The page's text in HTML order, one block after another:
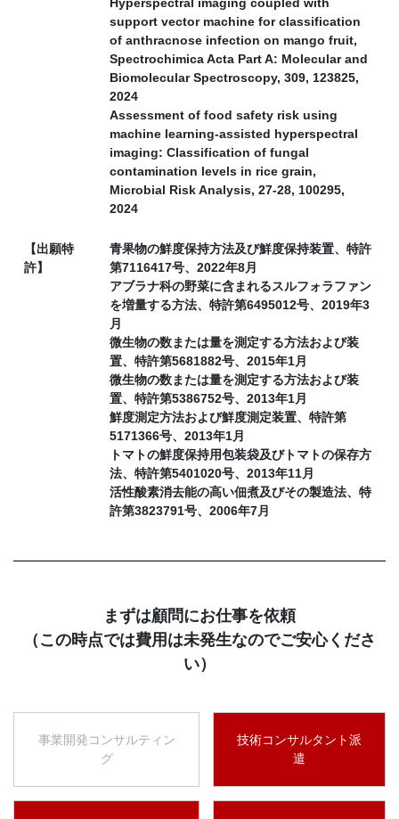
support vector machine for classification
of anthracnose infection on mango fruit,
Spectrochimica Acta Part A: Molecular and
Biomolecular Spectroscopy, 309, 123825,
2024
Assessment of food safety risk using
machine learning-assisted hyperspectral
imaging: Classification of fungal
contamination levels in rice grain,
Microbial Risk Analysis, 27-28, 100295,
2024
【出願特
許】
青果物の鮮度保持方法及び鮮度保持装置、特許
第7116417号、2022年8月
アブラナ科の野菜に含まれるスルフォラファン
を増量する方法、特許第6495012号、2019年3
月
微生物の数または量を測定する方法および装
置、特許第5681882号、2015年1月
微生物の数または量を測定する方法および装
置、特許第5386752号、2013年1月
鮮度測定方法および鮮度測定装置、特許第
5171366号、2013年1月
トマトの鮮度保持用包装袋及びトマトの保存方
法、特許第5401020号、2013年11月
活性酸素消去能の高い佃煮及びその製造法、特
許第3823791号、2006年7月
まずは顧問にお仕事を依頼
（この時点では費用は未発生なのでご安心くださ
い）
事業開発コンサルティン
グ
技術コンサルタント派
遣